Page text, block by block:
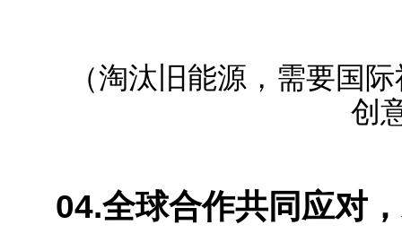
（淘汰旧能源，需要国
创
04.全球合作共同应对